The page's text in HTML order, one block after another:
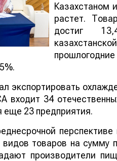
Казахстаном
растет.
достиг
экспортировать
входит 34
23 предприятия.
товаров на сумму
производители